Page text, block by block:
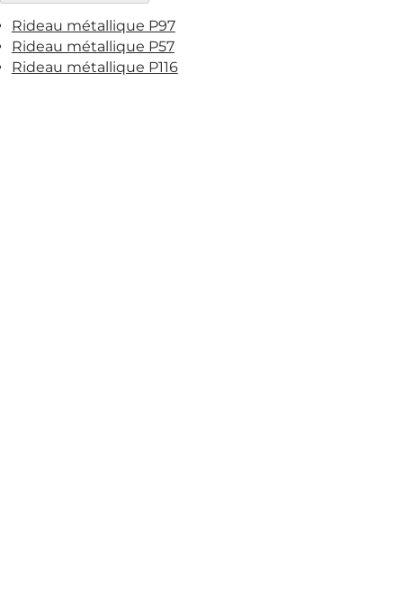
Rideau métallique P97
Rideau métallique P57
Rideau métallique P116